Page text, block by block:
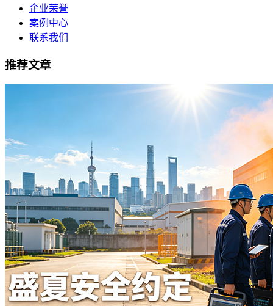
企业荣誉
案例中心
联系我们
推荐文章